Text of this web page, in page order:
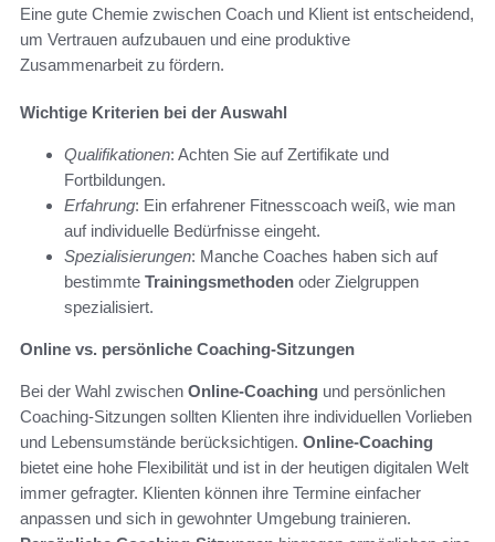
Eine gute Chemie zwischen Coach und Klient ist entscheidend,
um Vertrauen aufzubauen und eine produktive
Zusammenarbeit zu fördern.
Wichtige Kriterien bei der Auswahl
Qualifikationen: Achten Sie auf Zertifikate und
Fortbildungen.
Erfahrung: Ein erfahrener Fitnesscoach weiß, wie man
auf individuelle Bedürfnisse eingeht.
Spezialisierungen: Manche Coaches haben sich auf
bestimmte Trainingsmethoden oder Zielgruppen
spezialisiert.
Online vs. persönliche Coaching-Sitzungen
Bei der Wahl zwischen Online-Coaching und persönlichen
Coaching-Sitzungen sollten Klienten ihre individuellen Vorlieben
und Lebensumstände berücksichtigen. Online-Coaching
bietet eine hohe Flexibilität und ist in der heutigen digitalen Welt
immer gefragter. Klienten können ihre Termine einfacher
anpassen und sich in gewohnter Umgebung trainieren.